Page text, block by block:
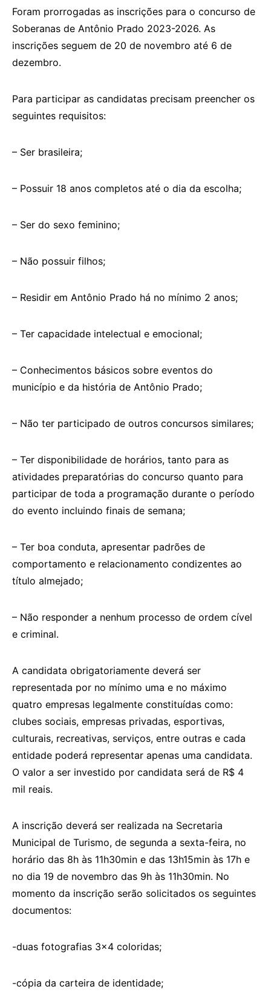
Foram prorrogadas as inscrições para o concurso de
Soberanas de Antônio Prado 2023-2026. As
inscrições seguem de 20 de novembro até 6 de
dezembro.
Para participar as candidatas precisam preencher os
seguintes requisitos:
– Ser brasileira;
– Possuir 18 anos completos até o dia da escolha;
– Ser do sexo feminino;
– Não possuir filhos;
– Residir em Antônio Prado há no mínimo 2 anos;
– Ter capacidade intelectual e emocional;
– Conhecimentos básicos sobre eventos do
município e da história de Antônio Prado;
– Não ter participado de outros concursos similares;
– Ter disponibilidade de horários, tanto para as
atividades preparatórias do concurso quanto para
participar de toda a programação durante o período
do evento incluindo finais de semana;
– Ter boa conduta, apresentar padrões de
comportamento e relacionamento condizentes ao
título almejado;
– Não responder a nenhum processo de ordem cível
e criminal.
A candidata obrigatoriamente deverá ser
representada por no mínimo uma e no máximo
quatro empresas legalmente constituídas como:
clubes sociais, empresas privadas, esportivas,
culturais, recreativas, serviços, entre outras e cada
entidade poderá representar apenas uma candidata.
O valor a ser investido por candidata será de R$ 4
mil reais.
A inscrição deverá ser realizada na Secretaria
Municipal de Turismo, de segunda a sexta-feira, no
horário das 8h às 11h30min e das 13h15min às 17h e
no dia 19 de novembro das 9h às 11h30min. No
momento da inscrição serão solicitados os seguintes
documentos:
-duas fotografias 3×4 coloridas;
-cópia da carteira de identidade;